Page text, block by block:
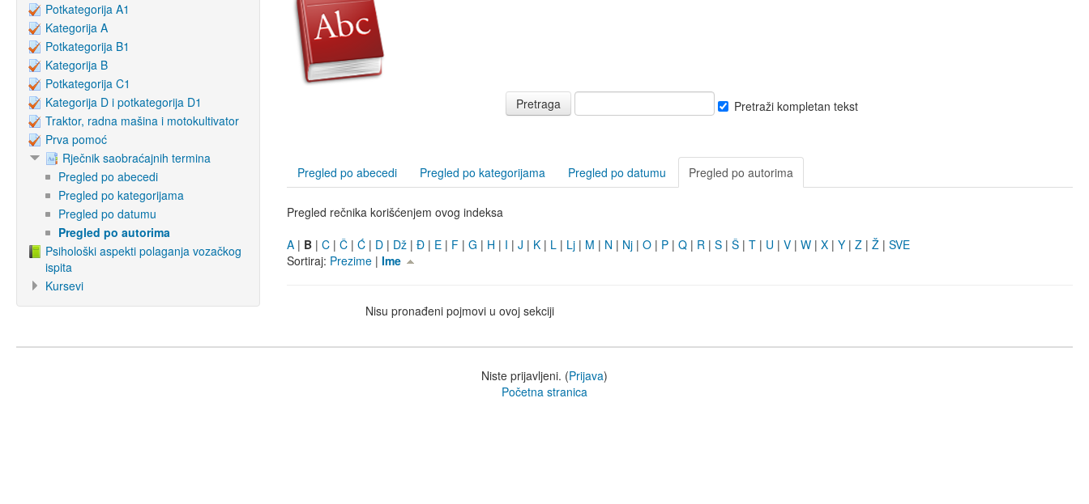
Pretraži kompletan tekst
Pregled po abecedi Pregled po kategorijama Pregled po datumu Pregled po autorima
Pregled rečnika korišćenjem ovog indeksa
A | B |C |Č |Ć | D | Dž |Đ | E | F |G | H | I |J | K | L | Lj | M | N | Nj |O | P |Q | R |S |Š |T | U |V |W |X |Y |Z |Ž |SVE
Sortiraj: Prezime |Ime
Nisu pronađeni pojmovi u ovoj sekciji
Potkategorija A1
Kategorija A
Potkategorija B1
Kategorija B
Potkategorija C1
Kategorija D i potkategorija D1
Traktor, radna mašina i motokultivator
Prva pomoć
Rječnik saobraćajnih termina
Pregled po abecedi
Pregled po kategorijama
Pregled po datumu
Pregled po autorima
Psihološki aspekti polaganja vozačkog
ispita
Kursevi
Niste prijavljeni. (Prijava)
Početna stranica